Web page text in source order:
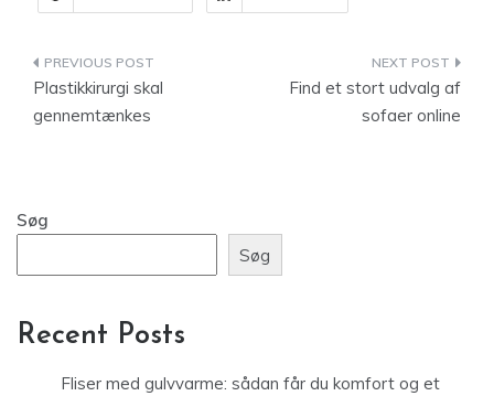
Indlægsnavigation
Plastikkirurgi skal
gennemtænkes
Find et stort udvalg af
sofaer online
Søg
Søg
Recent Posts
Fliser med gulvvarme: sådan får du komfort og et